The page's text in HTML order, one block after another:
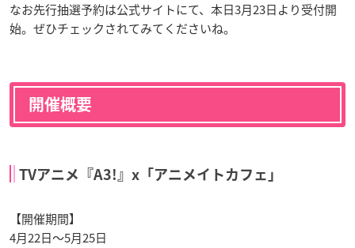
なお先行抽選予約は公式サイトにて、本日3月23日より受付開
始。ぜひチェックされてみてくださいね。
開催概要
TVアニメ『A3!』x「アニメイトカフェ」
【開催期間】
4月22日～5月25日